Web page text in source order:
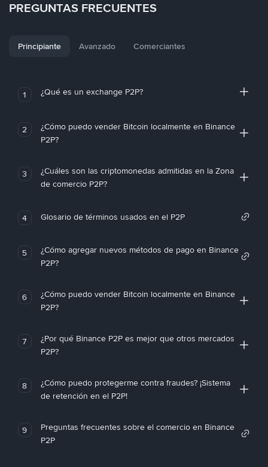
PREGUNTAS FRECUENTES
Principiante Avanzado Comerciantes
1 ¿Qué es un exchange P2P?
2
¿Cómo puedo vender Bitcoin localmente en Binance
P2P?
3
¿Cuáles son las criptomonedas admitidas en la Zona
de comercio P2P?
4 Glosario de términos usados en el P2P
5
¿Cómo agregar nuevos métodos de pago en Binance
P2P?
6
¿Cómo puedo vender Bitcoin localmente en Binance
P2P?
7
¿Por qué Binance P2P es mejor que otros mercados
P2P?
8
¿Cómo puedo protegerme contra fraudes? ¡Sistema
de retención en el P2P!
9
Preguntas frecuentes sobre el comercio en Binance
P2P